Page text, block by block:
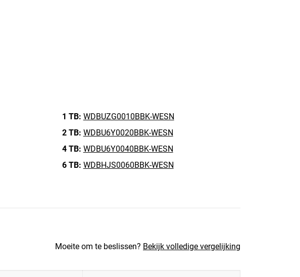
1 TB: WDBUZG0010BBK-WESN
2 TB: WDBU6Y0020BBK-WESN
4 TB: WDBU6Y0040BBK-WESN
6 TB: WDBHJS0060BBK-WESN
Moeite om te beslissen? Bekijk volledige vergelijking